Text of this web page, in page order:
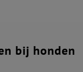
bij honden